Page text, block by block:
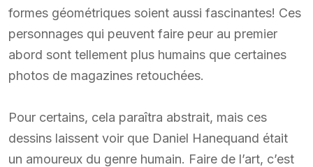
formes géométriques soient aussi fascinantes! Ces
personnages qui peuvent faire peur au premier
abord sont tellement plus humains que certaines
photos de magazines retouchées.
Pour certains, cela paraîtra abstrait, mais ces
dessins laissent voir que Daniel Hanequand était
un amoureux du genre humain. Faire de l’art, c’est